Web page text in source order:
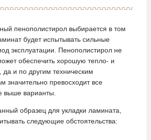
пенополистирол выбирается в том
будет испытывать сильные
эксплуатации. Пенополистирол не
обеспечить хорошую тепло- и
да и по другим техническим
значительно превосходит все
выше варианты.
образец для укладки ламината,
следующие обстоятельства: